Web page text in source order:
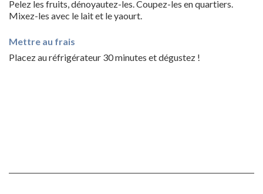
Pelez les fruits, dénoyautez-les. Coupez-les en quartiers.
Mixez-les avec le lait et le yaourt.
Mettre au frais
Placez au réfrigérateur 30 minutes et dégustez !